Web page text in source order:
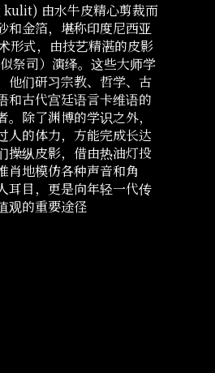
由水牛皮精心剪裁而
和金箔，堪称印度尼西亚
式，由技艺精湛的皮影
祭司）演绎。这些大师学
他们研习宗教、哲学、古
和古代宫廷语言卡维语的
除了渊博的学识之外，
人的体力，方能完成长达
操纵皮影，借由热油灯投
肖地模仿各种声音和角
耳目，更是向年轻一代传
观的重要途径